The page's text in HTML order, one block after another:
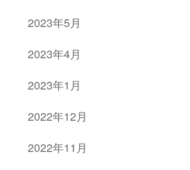
2023年5月
2023年4月
2023年1月
2022年12月
2022年11月